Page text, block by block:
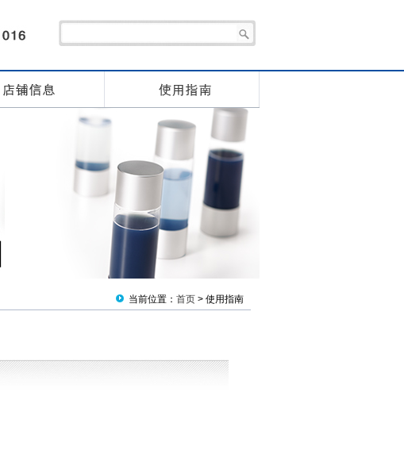
当前位置： 首页 > 使用指南